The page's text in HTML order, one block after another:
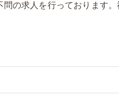
の求人を行っております。